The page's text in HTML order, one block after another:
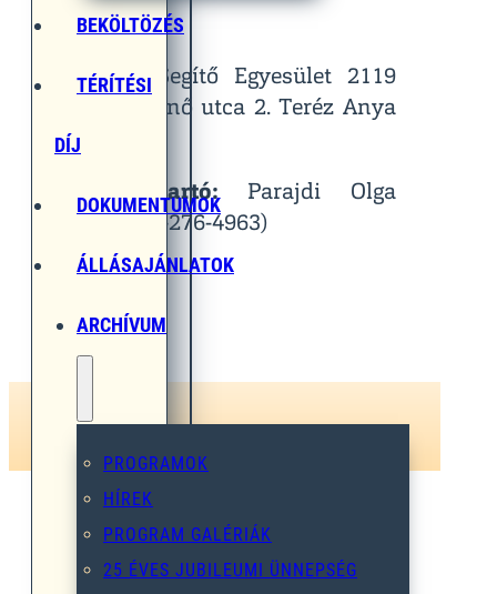
BEKÖLTÖZÉS
TÉRÍTÉSI
DÍJ
DOKUMENTUMOK
ÁLLÁSAJÁNLATOK
ARCHÍVUM
PROGRAMOK
HÍREK
PROGRAM GALÉRIÁK
25 ÉVES JUBILEUMI ÜNNEPSÉG
Helyszín:
Egymást Segítő Egyesület 2119
Pécel, Pihenő utca 2. Teréz Anya
Terem
Kapcsolattartó:Parajdi Olga
(Tel.: 06-30-276-4963)